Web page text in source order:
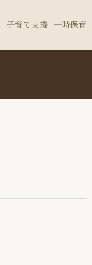
子育て支援 一時保育